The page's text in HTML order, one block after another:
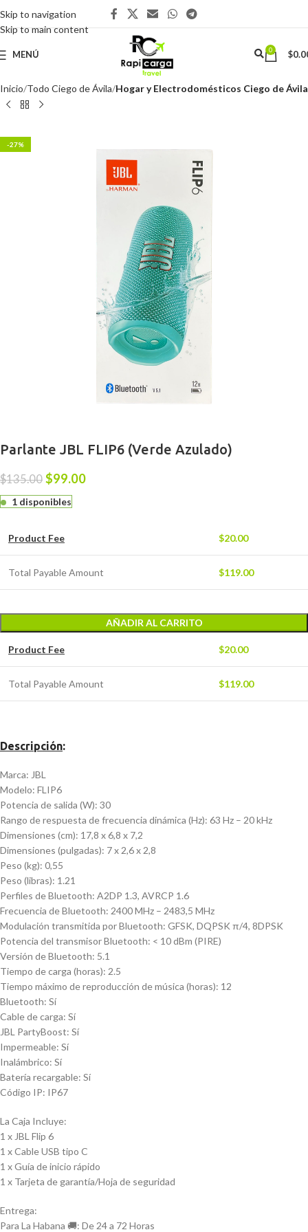
Skip to navigation
Skip to main content
MENÚ 0 $
Inicio Todo Ciego de Ávila Hogar y Electrodomésticos Ciego de Ávila
-27%
Parlante JBL FLIP6 (Verde Azulado)
$135.00 $99.00
1 disponibles
Product Fee $20.00
Total Payable Amount $119.00
AÑADIR AL CARRITO
Product Fee $20.00
Total Payable Amount $119.00
Descripción:
Marca: JBL
Modelo: FLIP6
Potencia de salida (W): 30
Rango de respuesta de frecuencia dinámica (Hz): 63 Hz – 20 kHz
Dimensiones (cm): 17,8 x 6,8 x 7,2
Dimensiones (pulgadas): 7 x 2,6 x 2,8
Peso (kg): 0,55
Peso (libras): 1.21
Perfiles de Bluetooth: A2DP 1.3, AVRCP 1.6
Frecuencia de Bluetooth: 2400 MHz – 2483,5 MHz
Modulación transmitida por Bluetooth: GFSK, DQPSK π/4, 8DPSK
Potencia del transmisor Bluetooth: < 10 dBm (PIRE)
Versión de Bluetooth: 5.1
Tiempo de carga (horas): 2.5
Tiempo máximo de reproducción de música (horas): 12
Bluetooth: Sí
Cable de carga: Sí
JBL PartyBoost: Sí
Impermeable: Sí
Inalámbrico: Sí
Batería recargable: Sí
Código IP: IP67
La Caja Incluye:
1 x JBL Flip 6
1 x Cable USB tipo C
1 x Guía de inicio rápido
1 x Tarjeta de garantía/Hoja de seguridad
Entrega:
Para La Habana 🚚: De 24 a 72 Horas